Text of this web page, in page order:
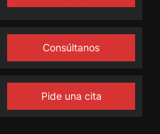
Consúltanos
Pide una cita